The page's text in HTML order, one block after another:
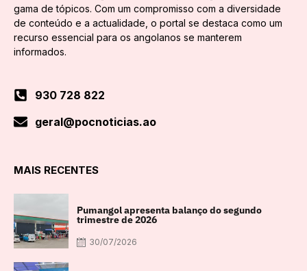
gama de tópicos. Com um compromisso com a diversidade
de conteúdo e a actualidade, o portal se destaca como um
recurso essencial para os angolanos se manterem
informados.
930 728 822
geral@pocnoticias.ao
MAIS RECENTES
Pumangol apresenta balanço do segundo
trimestre de 2026
30/07/2026